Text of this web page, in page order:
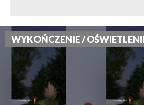
WYKOŃCZENIE /